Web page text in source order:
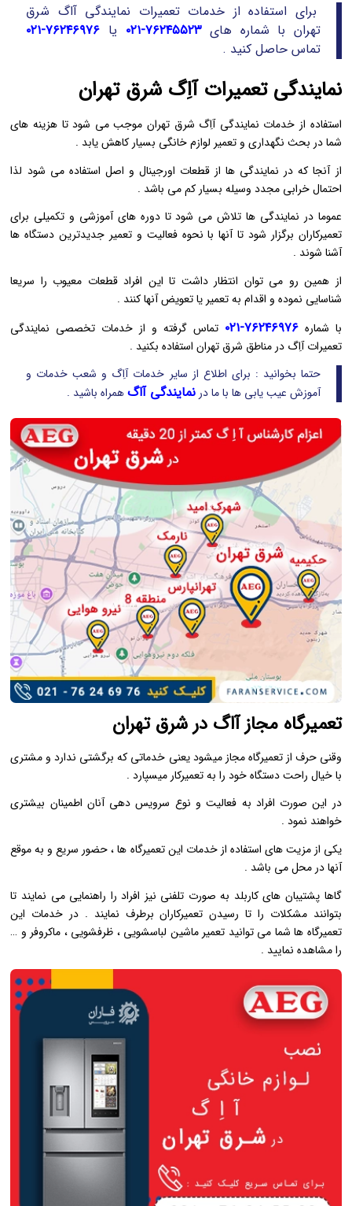
برای استفاده از خدمات تعمیرات نمایندگی آاگ شرق
تهران با شماره های۷۶۲۴۵۵۲۳-۰۲۱ یا ۷۶۲۴۶۹۷۶-۰۲۱
تماس حاصل کنید .
نمایندگی تعمیرات آاِگ شرق تهران
استفاده از خدمات نمایندگی آاِگ شرق تهران موجب می شود تا هزینه های
شما در بحث نگهداری و تعمیر لوازم خانگی بسیار کاهش یابد .
از آنجا که در نمایندگی ها از قطعات اورجینال و اصل استفاده می شود لذا
احتمال خرابی مجدد وسیله بسیار کم می باشد .
عموما در نمایندگی ها تلاش می شود تا دوره های آموزشی و تکمیلی برای
تعمیرکاران برگزار شود تا آنها با نحوه فعالیت و تعمیر جدیدترین دستگاه ها
آشنا شوند .
از همین رو می توان انتظار داشت تا این افراد قطعات معیوب را سریعا
شناسایی نموده و اقدام به تعمیر یا تعویض آنها کنند .
با شماره۷۶۲۴۶۹۷۶-۰۲۱
تماس گرفته و از خدمات تخصصی نمایندگی
تعمیرات آاِگ در مناطق شرق تهران استفاده بکنید .
حتما بخوانید : برای اطلاع از سایر خدمات آاِگ و شعب خدمات و
آموزش عیب یابی ها با ما درنمایندگی آاگهمراه باشید .
تعمیرگاه مجاز آاگ در شرق تهران
وقنی حرف از تعمیرگاه مجاز میشود یعنی خدماتی که برگشتی ندارد و مشتری
با خیال راحت دستگاه خود را به تعمیرکار میسپارد .
در این صورت افراد به فعالیت و نوع سرویس دهی آنان اطمینان بیشتری
خواهند نمود .
یکی از مزیت های استفاده از خدمات این تعمیرگاه ها ، حضور سریع و به موقع
آنها در محل می باشد .
گاها پشتیبان های کاربلد به صورت تلفنی نیز افراد را راهنمایی می نمایند تا
بتوانند مشکلات را تا رسیدن تعمیرکاران برطرف نمایند . در خدمات این
تعمیرگاه ها شما می توانید تعمیر ماشین لباسشویی ، ظرفشویی ، ماکروفر و …
را مشاهده نمایید .